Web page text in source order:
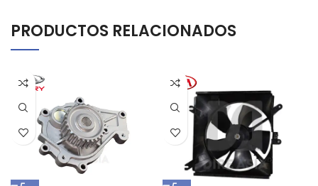
PRODUCTOS RELACIONADOS